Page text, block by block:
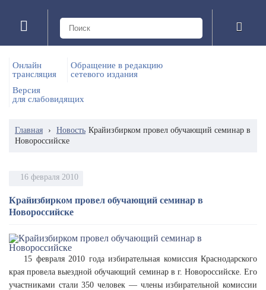
Онлайн
трансляция
Обращение в редакцию
сетевого издания
Версия
для слабовидящих
Главная › Новость Крайизбирком провел обучающий семинар в
Новороссийске
16 февраля 2010
Крайизбирком провел обучающий семинар в
Новороссийске
15 февраля 2010 года избирательная комиссия Краснодарского
края провела выездной обучающий семинар в г. Новороссийске. Его
участниками стали 350 человек — члены избирательной комиссии